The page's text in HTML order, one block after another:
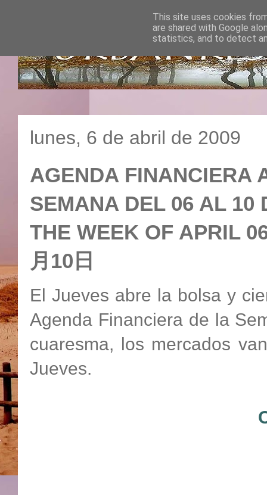
lunes, 6 de abril de 2009
AGENDA FINANCIERA
SEMANA DEL 06 AL 10
THE WEEK OF APRIL
月10日
El Jueves abre la bolsa y
Agenda Financiera de la
cuaresma, los mercados
Jueves.
This site uses cookies
are shared with Google
statistics, and to detect